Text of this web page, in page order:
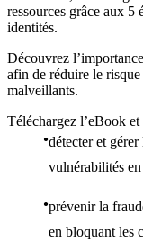
ressources grâce aux 5
identités.
Découvrez
afin de réduire le risque
malveillants.
Téléchargez l’eBook
détecter et gérer
vulnérabilités
prévenir la
en bloquant les